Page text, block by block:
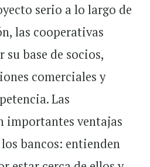
serio a lo largo de
las cooperativas
su base de socios,
comerciales y
Las
importantes ventajas
bancos: entienden